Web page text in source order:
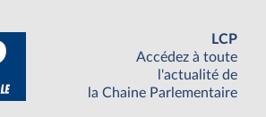
LCP
Accédez à toute
l'actualité de
la Chaine Parlementaire